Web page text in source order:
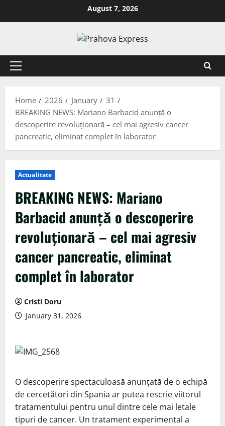
August 7, 2026
Home 2026 January
31
BREAKING NEWS: Mariano Barbacid anunță o
descoperire revoluționară – cel mai agresiv cancer
pancreatic, eliminat complet în laborator
Actualitate
BREAKING NEWS: Mariano
Barbacid anunță o descoperire
revoluționară – cel mai agresiv
cancer pancreatic, eliminat
complet în laborator
Cristi Doru
January 31, 2026
O descoperire spectaculoasă anunțată de o echipă
de cercetători din Spania ar putea rescrie viitorul
tratamentului pentru unul dintre cele mai letale
tipuri de cancer. Un tratament experimental a